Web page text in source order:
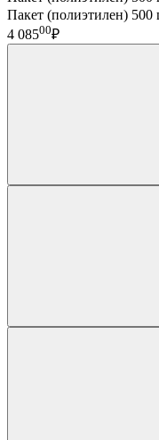
Пакет (полиэтилен) 500
4 08500₽